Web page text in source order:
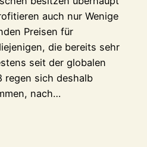
auch nur Wenige
Preisen für
die bereits sehr
seit der globalen
regen sich deshalb
nach…